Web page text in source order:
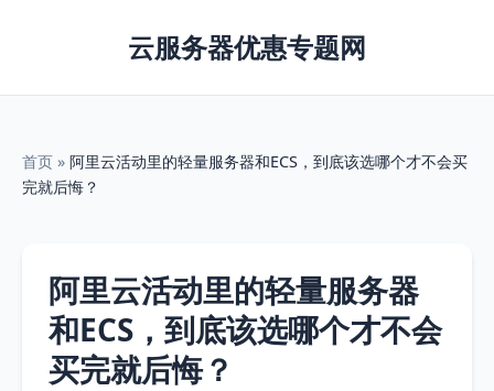
云服务器优惠专题网
首页 » 阿里云活动里的轻量服务器和ECS，到底该选哪个才不会买
完就后悔？
阿里云活动里的轻量服务器
和ECS，到底该选哪个才不会
买完就后悔？